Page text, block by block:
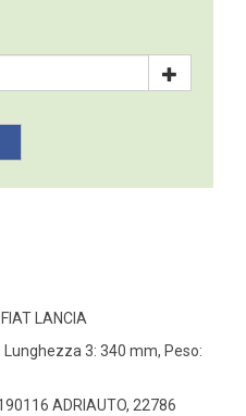
LANCIA
3: 340 mm, Peso:
ADRIAUTO, 22786